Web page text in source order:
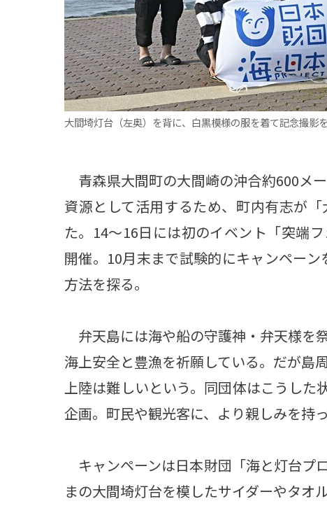
大間埼灯台（左奥）を背に、白黒模様の服を着て記念撮影
青森県大間町の大間崎の沖合約600メ
資源として活用するため、町内有志が
た。14～16日には初のイベント「突端
開催。10月末まで試験的にキャンペー
方法を探る。
弁天島には海や船の守護神・弁天様を
海上安全と豊漁を祈願している。だが島
上陸は難しいという。同団体はこうした
企画。町民や観光客に、より親しみを持
キャンペーンは日本財団「海と灯台プ
まの大間埼灯台を模したサイダーやタオ
まつり・イベント
おみやげ・特産
道の駅・産直
アウトドア・レジャー
ご当地グルメ